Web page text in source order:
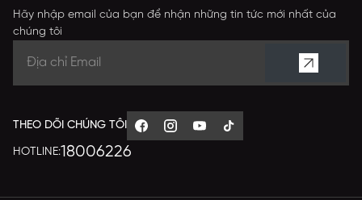
Hãy nhập email của bạn để nhận những tin tức mới nhất của
chúng tôi
THEO DÕI CHÚNG TÔI
HOTLINE:18006226